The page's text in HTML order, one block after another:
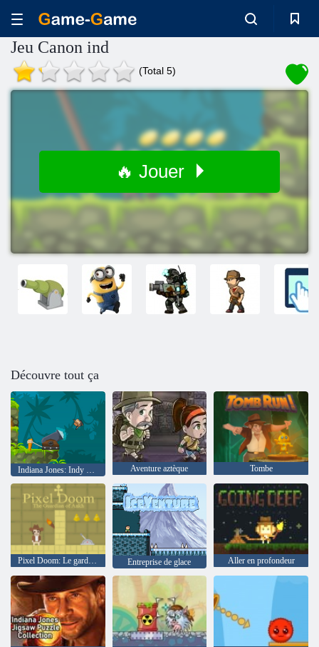
Jeu Canon ind
(Total 5)
🔥 Jouer
Découvre tout ça
Indiana Jones: Indy Cannon Aventure aztèque Tombe
Pixel Doom: Le gardien d'Ankh Entreprise de glace Aller en profondeur